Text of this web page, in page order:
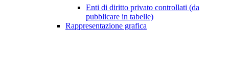
Enti di diritto privato controllati (da
pubblicare in tabelle)
Rappresentazione grafica